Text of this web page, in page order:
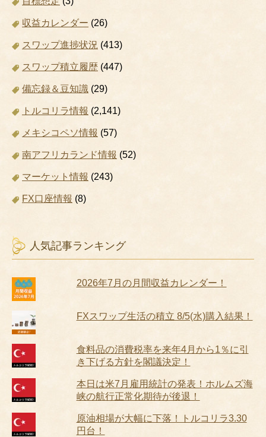
収益カレンダー (26)
スワップ進捗状況 (413)
スワップ積立履歴 (447)
備忘録＆豆知識 (29)
トルコリラ情報 (2,141)
メキシコペソ情報 (57)
南アフリカランド情報 (52)
マーケット情報 (243)
FX口座情報 (8)
人気記事ランキング
2026年7月の月間収益カレンダー！
FXスワップ生活の積立 8/5(水)購入結果！
食料品の消費税率を来年4月から1％に引
き下げる方針を閣議決定！
本日は米7月雇用統計の発表！ホルムズ海
峡の航行正常化期待が後退！
原油相場が大幅に下落！トルコリラ3.30
円台！